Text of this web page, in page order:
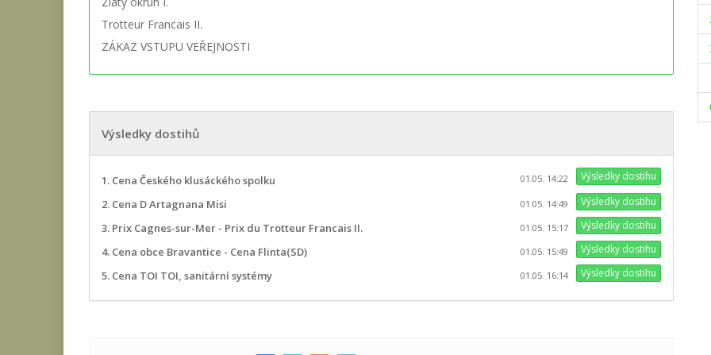
Trotteur Francais II.
ZÁKAZ VSTUPU VEŘEJNOSTI
Výsledky dostihů
Výsledky dostihu
01.05. 14:22
1. Cena Českého klusáckého spolku
Výsledky dostihu
01.05. 14:49
2. Cena D Artagnana Misi
Výsledky dostihu
01.05. 15:17
3. Prix Cagnes-sur-Mer - Prix du Trotteur Francais II.
Výsledky dostihu
01.05. 15:49
4. Cena obce Bravantice - Cena Flinta(SD)
Výsledky dostihu
01.05. 16:14
5. Cena TOI TOI, sanitární systémy